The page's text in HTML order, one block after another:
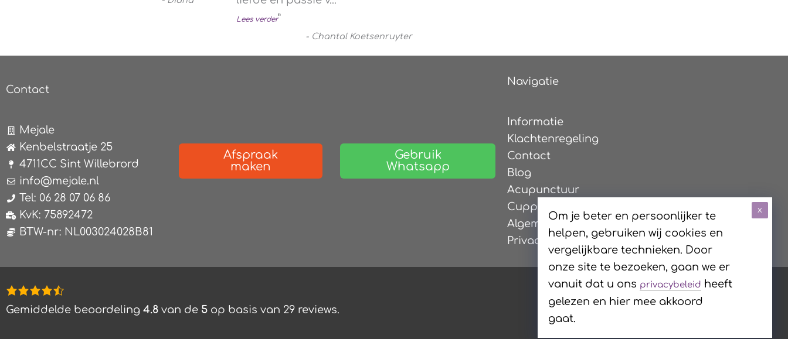
Lees verder”
- Chantal Koetsenruyter
Contact
Mejale
Kenbelstraatje 25
4711CC Sint Willebrord
info@mejale.nl
Tel: 06 28 07 06 86
KvK: 75892472
BTW-nr: NL003024028B81
Afspraak
maken
Gebruik
Whatsapp
Navigatie
Informatie
Klachtenregeling
Contact
Blog
Acupunctuur
Cupping
Algemene Voorwaarden
Privacy Verklaring
4,8
rating
Gemiddelde beoordeling 4.8 van de 5 op basis van 29 reviews.
x
Om je beter en persoonlijker te
helpen, gebruiken wij cookies en
vergelijkbare technieken. Door
onze site te bezoeken, gaan we er
vanuit dat u ons privacybeleid heeft
gelezen en hier mee akkoord
gaat.